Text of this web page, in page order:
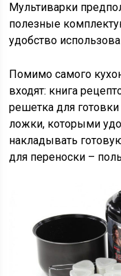
Мультиварки
полезные
удобство
Помимо самого
входят: книга
решетка для
ложки, которыми
накладывать
для переноски –